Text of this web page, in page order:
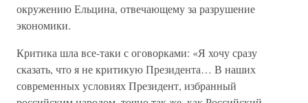
окружению Ельцина, отвечающему за разрушение
экономики.
Критика шла все-таки с оговорками: «Я хочу сразу
сказать, что я не критикую Президента… В наших
современных условиях Президент, избранный